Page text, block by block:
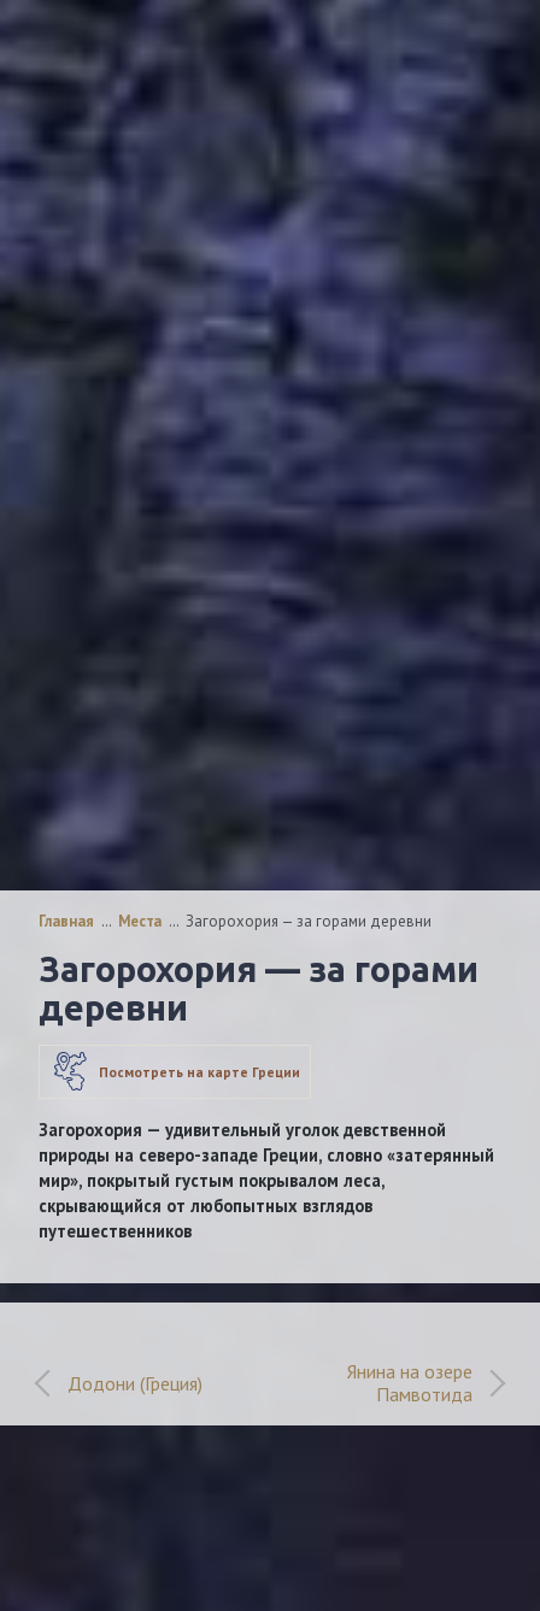
Главная … Места … Загорохория — за горами деревни
Загорохория — за горами
деревни
Посмотреть на карте Греции
Загорохория — удивительный уголок девственной
природы на северо-западе Греции, словно «затерянный
мир», покрытый густым покрывалом леса,
скрывающийся от любопытных взглядов
путешественников
Додони (Греция)
Янина на озере
Памвотида